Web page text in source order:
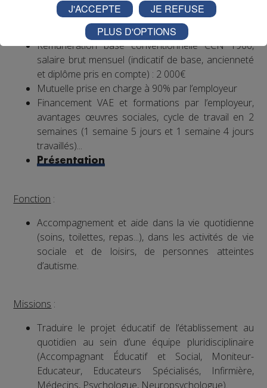
CDI, 35h hebdomadaires, travail 1 weekend /2
(prime les dimanches travaillés)
Rémunération base conventionnelle CCN 1966,
salaire brut mensuel (indicatif de base, ancienneté
et diplôme pris en compte) : 2 000€
Mutuelle prise en charge à 90% par l’employeur
Financement VAE et formations par l’employeur,
avantages œuvres sociales, cycle de travail en 2
semaines (1 semaine 5 jours et 1 semaine 4 jours
travaillés)...
Présentation
Fonction :
Accompagnement et aide dans la vie quotidienne
(soins, toilettes, repas...), dans les activités de vie
sociale et de loisirs, de personnes atteintes
d’autisme.
Missions :
Traduire le projet éducatif de l’établissement au
quotidien au sein d’une équipe pluridisciplinaire
(Accompagnant Éducatif et Social, Moniteur-
Educateur, Educateurs Spécialisés, Infirmière,
Médecins, Psychologue, Neuropsychologue).
J'ACCEPTE
JE REFUSE
PLUS D'OPTIONS